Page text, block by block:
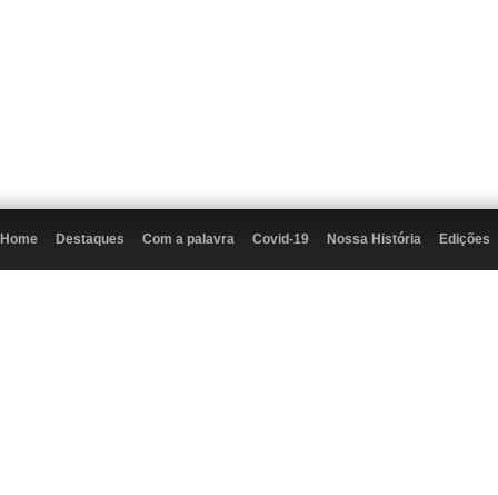
Home Destaques Com a palavra Covid-19 Nossa História Edições